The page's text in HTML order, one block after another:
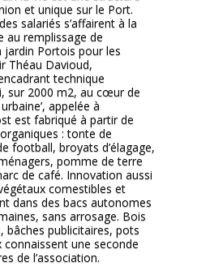
et unique sur le Port.
salariés s’affairent à la
au remplissage de
jardin Portois pour les
Théau Davioud,
technique
sur 2000 m2, au cœur de
appelée à
est fabriqué à partir de
: tonte de
football, broyats d’élagage,
pomme de terre
de café. Innovation aussi
comestibles et
dans des bacs autonomes
sans arrosage. Bois
bâches publicitaires, pots
une seconde
de l’association.